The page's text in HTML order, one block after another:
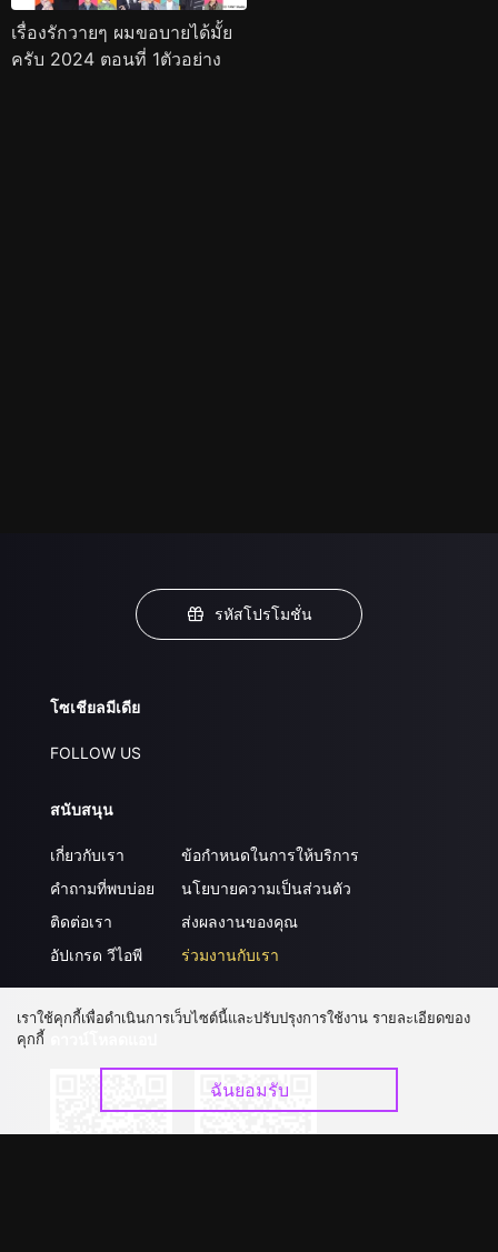
เรื่องรักวายๆ ผมขอบายได้มั้ย
ครับ 2024 ตอนที่ 1ตัวอย่าง
รหัสโปรโมชั่น
โซเชียลมีเดีย
FOLLOW US
สนับสนุน
เกี่ยวกับเรา
คำถามที่พบบ่อย
ติดต่อเรา
อัปเกรด วีไอพี
ข้อกำหนดในการให้บริการ
นโยบายความเป็นส่วนตัว
ส่งผลงานของคุณ
ร่วมงานกับเรา
เราใช้คุกกี้เพื่อดำเนินการเว็บไซต์นี้และปรับปรุงการใช้งาน รายละเอียดของ
คุกกี้
ฉันยอมรับ